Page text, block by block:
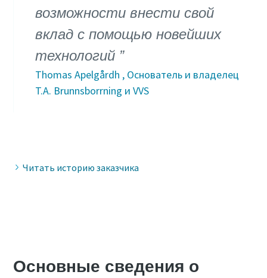
возможности внести свой
вклад с помощью новейших
технологий
Thomas Apelgårdh , Основатель и владелец
T.A. Brunnsborrning и VVS
Читать историю заказчика
Основные сведения о